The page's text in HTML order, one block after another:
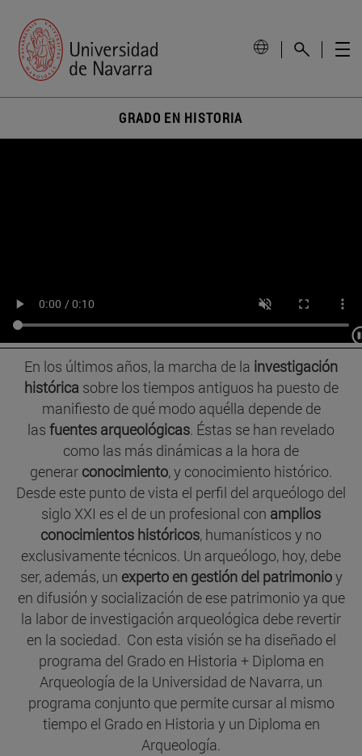
GRADO EN HISTORIA
En los últimos años, la marcha de la investigación
históricasobre los tiempos antiguos ha puesto de
manifiesto de qué modo aquélla depende de
las fuentes arqueológicas. Éstas se han revelado
como las más dinámicas a la hora de
generar conocimiento, y conocimiento histórico.
Desde este punto de vista el perfil del arqueólogo del
siglo XXI es el de un profesional con amplios
conocimientos históricos, humanísticos y no
exclusivamente técnicos. Un arqueólogo, hoy, debe
ser, además, un experto en gestión del patrimonioy
en difusión y socialización de ese patrimonio ya que
la labor de investigación arqueológica debe revertir
en la sociedad. Con esta visión se ha diseñado el
programa del Grado en Historia + Diploma en
Arqueología de la Universidad de Navarra, un
programa conjunto que permite cursar al mismo
tiempo el Grado en Historia y un Diploma en
Arqueología.